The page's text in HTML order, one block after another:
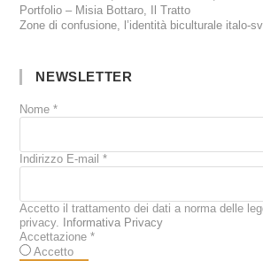
Portfolio – Misia Bottaro, Il Tratto
Zone di confusione, l’identità biculturale italo-
NEWSLETTER
Nome*
Indirizzo E-mail*
Accetto il trattamento dei dati a norma delle
privacy.
Informativa Privacy
Accettazione*
Accetto